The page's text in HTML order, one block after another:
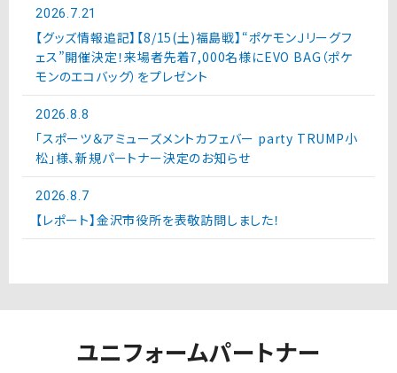
2026.7.21
【グッズ情報追記】【8/15(土)福島戦】“ポケモンＪリーグフ
ェス”開催決定！来場者先着7,000名様にEVO BAG（ポケ
モンのエコバッグ）をプレゼント
2026.8.8
「スポーツ＆アミューズメントカフェバー party TRUMP小
松」様、新規パートナー決定のお知らせ
2026.8.7
【レポート】金沢市役所を表敬訪問しました！
ユニフォームパートナー